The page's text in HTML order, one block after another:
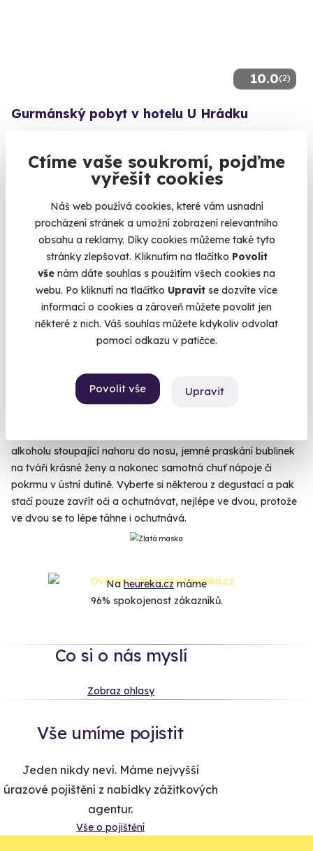
Ctíme vaše soukromí, pojďme
vyřešit cookies
Náš web používá cookies, které vám usnadní
procházení stránek a umožní zobrazení relevantního
obsahu a reklamy. Díky cookies můžeme také tyto
stránky zlepšovat. Kliknutím na tlačítko Povolit
vše nám dáte souhlas s použitím všech cookies na
webu. Po kliknutí na tlačítko Upravit se dozvíte více
informací o cookies a zároveň můžete povolit jen
některé z nich. Váš souhlas můžete kdykoliv odvolat
pomocí odkazu v patičce.
Povolit vše Upravit
10.0(2)
Gurmánský pobyt v hotelu U Hrádku
Znojmo
Zobrazit zážitky na mapě
Představte si to sami: křeslo u hořícího krbu a v ruce sklenice
opalizující tekutiny -
dvanáctileté single-malt whisky
romantická večeře u moře v Cannes a do nosu šimrající
pravého šampaňského
, anglický venkov odpoledne
kvalitního koňaku
, nebo vůně jarních Alp a na
ráj chuťových pohárků, rozkoš chuťových buněk a radost
rozlévající se do celého těla. Láska prochází žaludkem, ale
alkoholu stoupající nahoru do nosu, jemné praskání bublinek
na tváři krásné ženy a nakonec samotná chuť nápoje či
pokrmu v ústní dutině. Vyberte si některou z degustací a pak
stačí pouze zavřít oči a ochutnávat, nejlépe ve dvou, protože
ve dvou se to lépe táhne i ochutnává.
Naheureka.czmáme
96% spokojenost zákazníků.
Co si o nás myslí
Zobraz ohlasy
Vše umíme pojistit
Jeden nikdy neví. Máme nejvyšší
úrazové pojištění z nabídky zážitkových
agentur.
Vše o pojištění